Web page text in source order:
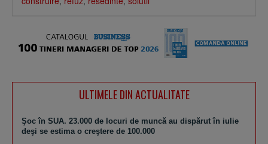
ULTIMELE DIN ACTUALITATE
Şoc în SUA. 23.000 de locuri de muncă au dispărut în iulie
deşi se estima o creştere de 100.000